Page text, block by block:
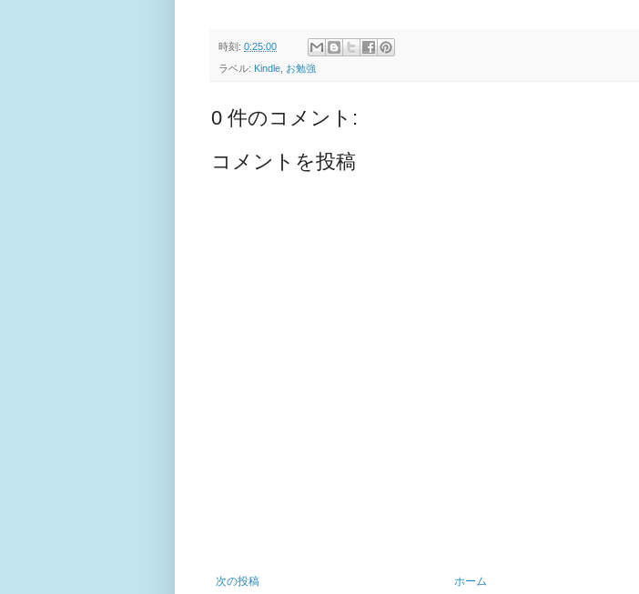
時刻: 0:25:00
ラベル: Kindle, お勉強
0 件のコメント:
コメントを投稿
次の投稿
ホーム